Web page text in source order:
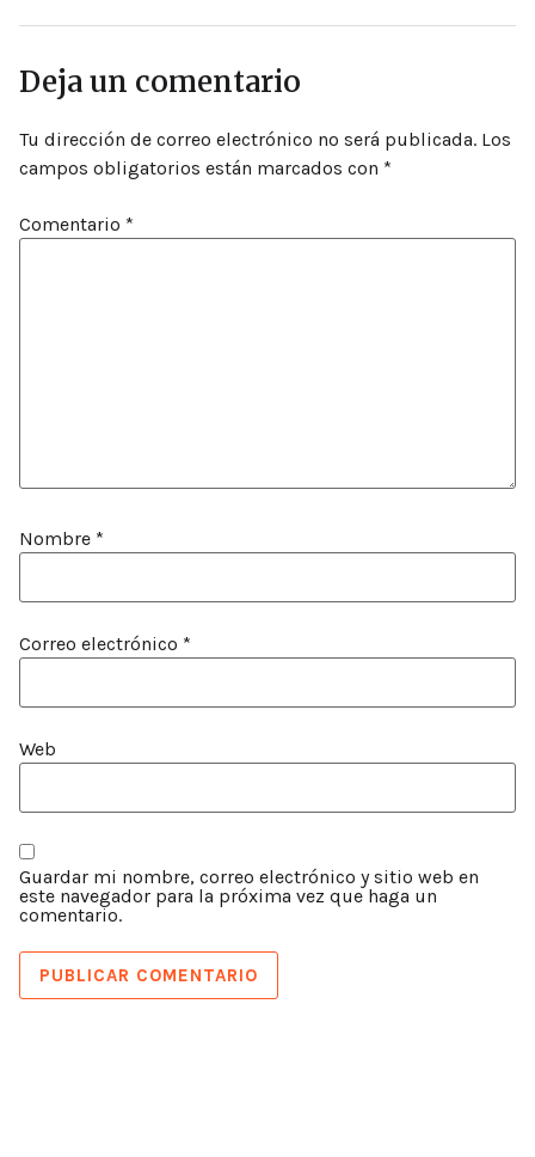
Deja un comentario
Tu dirección de correo electrónico no será publicada. Los
campos obligatorios están marcados con *
Comentario *
Nombre *
Correo electrónico *
Web
Guardar mi nombre, correo electrónico y sitio web en
este navegador para la próxima vez que haga un
comentario.